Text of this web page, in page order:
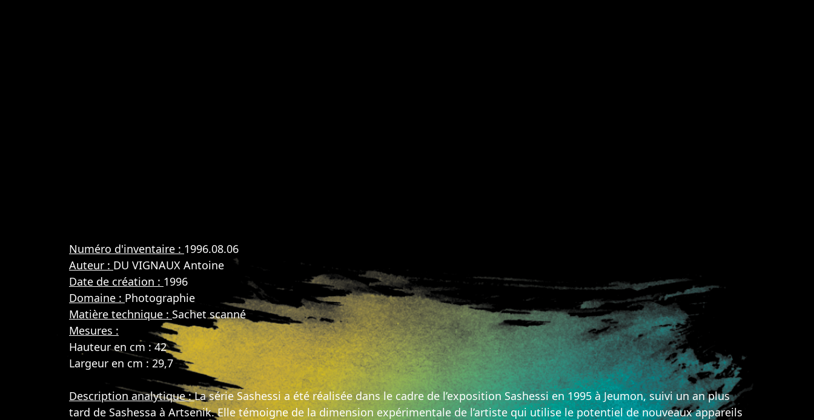
Numéro d'inventaire : 1996.08.06
Auteur : DU VIGNAUX Antoine
Date de création : 1996
Domaine : Photographie
Matière technique : Sachet scanné
Mesures :
Hauteur en cm : 42
Largeur en cm : 29,7
Description analytique :La série Sashessi a été réalisée dans le cadre de l’exposition Sashessi en 1995 à Jeumon, suivi un an plus
tard de Sashessa à Artsenik. Elle témoigne de la dimension expérimentale de l’artiste qui utilise le potentiel de nouveaux appareils